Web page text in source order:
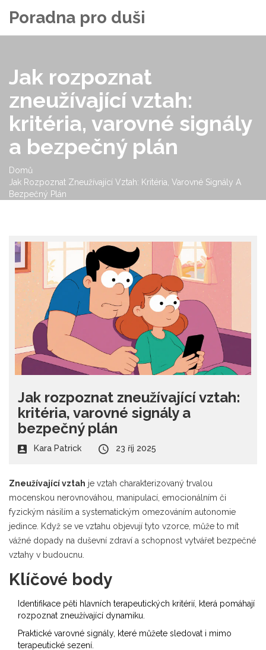
Poradna pro duši
Jak rozpoznat
zneužívající vztah:
kritéria, varovné signály
a bezpečný plán
Domů
Jak Rozpoznat Zneužívající Vztah: Kritéria, Varovné Signály A
Bezpečný Plán
Jak rozpoznat zneužívající vztah:
kritéria, varovné signály a
bezpečný plán
Kara Patrick 23 říj 2025
Zneužívající vztah je vztah charakterizovaný trvalou
mocenskou nerovnováhou, manipulací, emocionálním či
fyzickým násilím a systematickým omezováním autonomie
jedince . Když se ve vztahu objevují tyto vzorce, může to mít
vážné dopady na duševní zdraví a schopnost vytvářet bezpečné
vztahy v budoucnu.
Klíčové body
Identifikace pěti hlavních terapeutických kritérií, která pomáhají
rozpoznat zneužívající dynamiku.
Praktické varovné signály, které můžete sledovat i mimo
terapeutické sezení.